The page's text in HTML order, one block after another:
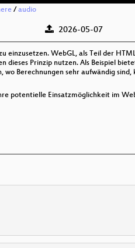
/ audio
2026-05-07
einzusetzen. WebGL, als Teil der
Prinzip nutzen. Als Beispiel
wo Berechnungen sehr aufwändig
potentielle Einsatzmöglichkeit im